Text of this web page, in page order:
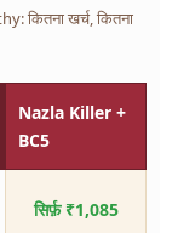
कितना खर्च, कितना
Nazla Killer +
BC5
सिर्फ़ ₹1,085